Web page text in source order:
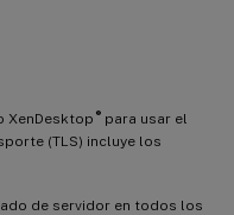
XenDesktop ®para usar el
(TLS) incluye los
de servidor en todos los